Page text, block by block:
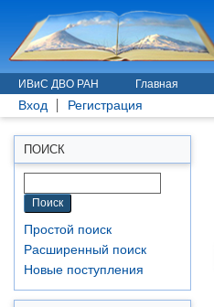
ИВиС ДВО РАН Главная
Вход Регистрация
ПОИСК
Простой поиск
Расширенный поиск
Новые поступления